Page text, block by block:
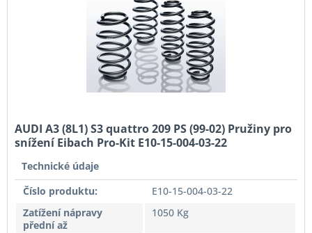
AUDI A3 (8L1) S3 quattro 209 PS (99-02) Pružiny pro
snížení Eibach Pro-Kit E10-15-004-03-22
Technické údaje
Číslo produktu:
E10-15-004-03-22
Zatížení nápravy
přední až
1050 Kg